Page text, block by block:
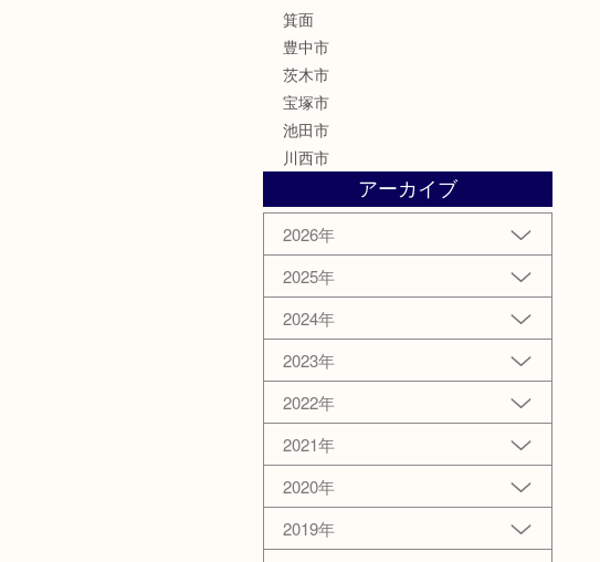
箕面
豊中市
茨木市
宝塚市
池田市
川西市
アーカイブ
2026年
2025年
2024年
2023年
2022年
2021年
2020年
2019年